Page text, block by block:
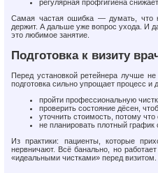
регулярная профгигиена
Самая частая ошибка — думать, что
держит. А дальше уже вопрос ухода. И
это любимое занятие.
Подготовка к визиту
Перед установкой ретейнера лучше
подготовка сильно упрощает процесс
пройти профессиональную
проверить состояние дёсен,
уточнить стоимость, потому что
не планировать плотный график
Из практики: пациенты, которые
нервничают. Всё банально, но
«идеальными чистками» перед